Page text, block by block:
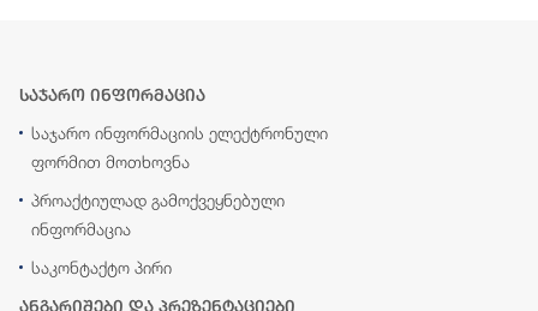
საჯარო ინფორმაცია
საჯარო ინფორმაციის ელექტრონული
ფორმით მოთხოვნა
პროაქტიულად გამოქვეყნებული
ინფორმაცია
საკონტაქტო პირი
ანგარიშები და პრეზენტაციები